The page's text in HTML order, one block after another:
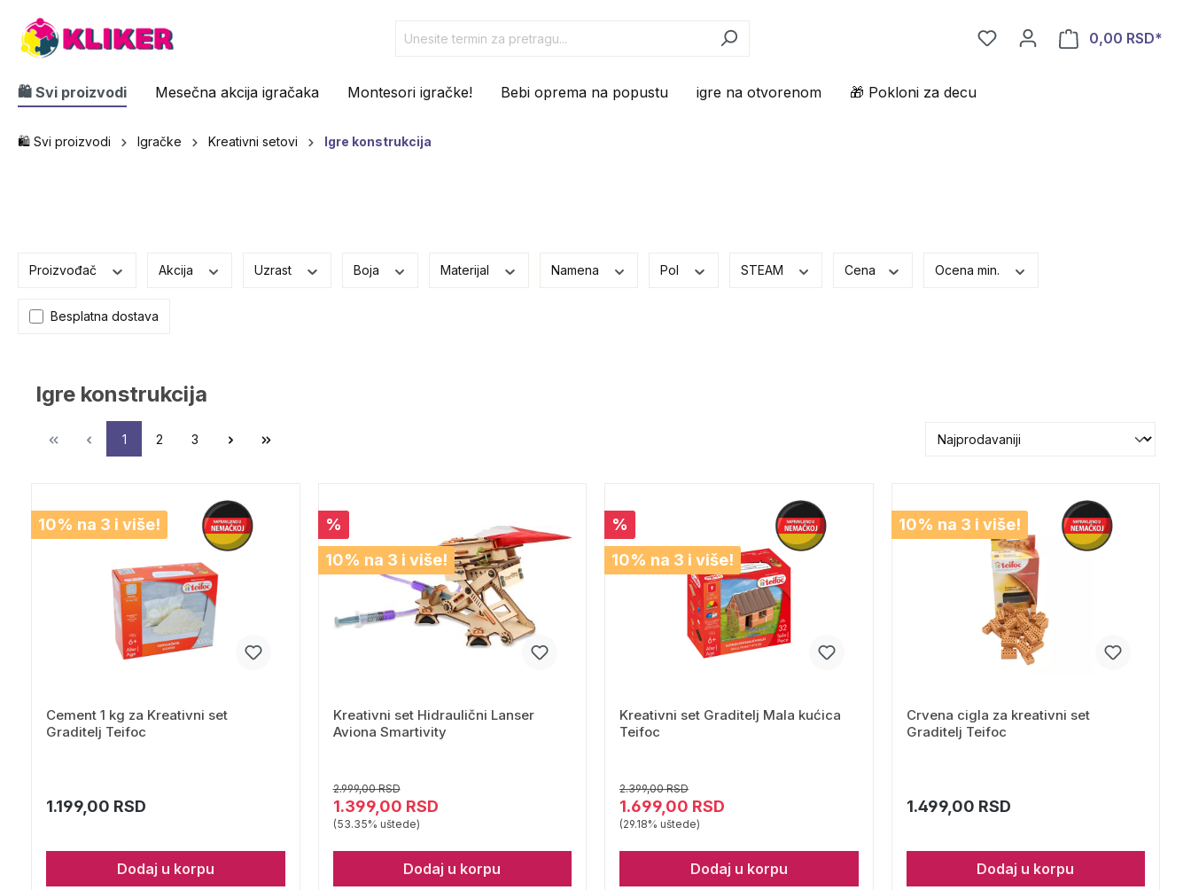
0,00 RSD*
🛍️ Svi proizvodi Mesečna akcija igračaka Montesori igračke! Bebi oprema na popustu igre na otvorenom 🎁 Pokloni za decu
🛍️ Svi proizvodi Igračke Kreativni setovi Igre konstrukcija
Proizvođač Akcija Uzrast Boja Materijal Namena Pol STEAM Cena Ocena min.
Besplatna dostava
Igre konstrukcija
1 2 3
10% na 3 i više!
Cement 1 kg za Kreativni set
Graditelj Teifoc
1.199,00 RSD
Dodaj u korpu
%
10% na 3 i više!
Kreativni set Hidraulični Lanser
Aviona Smartivity
2.999,00 RSD
1.399,00 RSD
(53.35% uštede)
Dodaj u korpu
%
10% na 3 i više!
Kreativni set Graditelj Mala kućica
Teifoc
2.399,00 RSD
1.699,00 RSD
(29.18% uštede)
Dodaj u korpu
10% na 3 i više!
Crvena cigla za kreativni set
Graditelj Teifoc
1.499,00 RSD
Dodaj u korpu